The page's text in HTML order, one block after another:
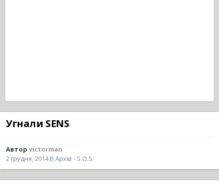
Угнали SENS
Автор victorman
2 грудня, 2014В Архів - S.O.S.